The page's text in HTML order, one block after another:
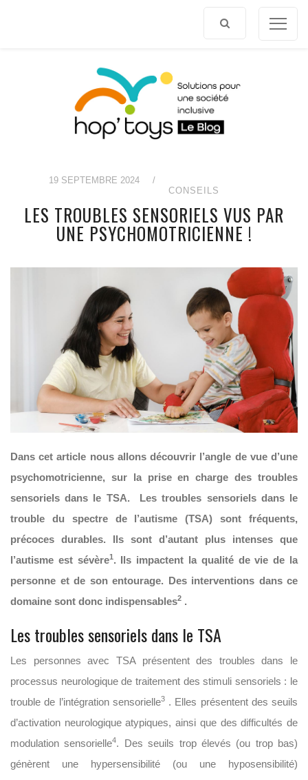
19 SEPTEMBRE 2024
/
CONSEILS
LES TROUBLES SENSORIELS VUS PAR
UNE PSYCHOMOTRICIENNE !
Dans cet article nous allons découvrir l’angle de vue d’une
psychomotricienne, sur la prise en charge des troubles
sensoriels dans le TSA. Les troubles sensoriels dans le
trouble du spectre de l’autisme (TSA) sont fréquents,
précoces durables. Ils sont d’autant plus intenses que
l’autisme est sévère1 . Ils impactent la qualité de vie de la
personne et de son entourage. Des interventions dans ce
domaine sont donc indispensables2 .
Les troubles sensoriels dans le TSA
Les personnes avec TSA présentent des troubles dans le
processus neurologique de traitement des stimuli sensoriels : le
trouble de l’intégration sensorielle3. Elles présentent des seuils
d’activation neurologique atypiques, ainsi que des difficultés de
modulation sensorielle4. Des seuils trop élevés (ou trop bas)
génèrent une hypersensibilité (ou une hyposensibilité)